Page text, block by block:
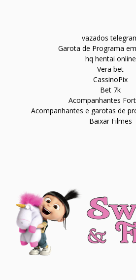
vazados
Garota de Programa
hq hentai online
Vera bet
CassinoPix
Bet 7k
Acompanhantes
Acompanhantes e garotas de
Baixar Filmes